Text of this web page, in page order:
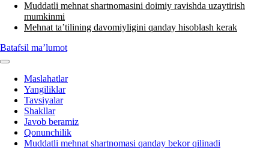
Muddatli mehnat shartnomasini doimiy ravishda uzaytirish
mumkinmi
Mehnat ta’tilining davomiyligini qanday hisoblash kerak
Batafsil ma’lumot
Maslahatlar
Yangiliklar
Tavsiyalar
Shakllar
Javob beramiz
Qonunchilik
Muddatli mehnat shartnomasi qanday bekor qilinadi